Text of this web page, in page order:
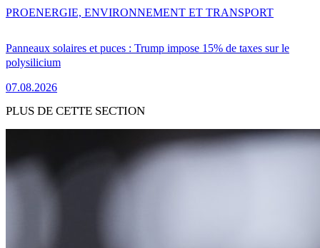
Panneaux solaires et puces : Trump impose 15% de taxes sur le
polysilicium
07.08.2026
PROENERGIE, ENVIRONNEMENT ET TRANSPORT
PLUS DE CETTE SECTION